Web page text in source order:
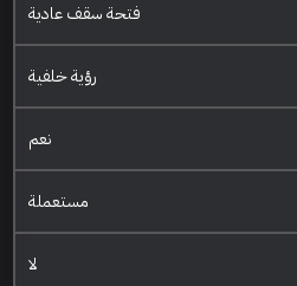
فتحة سقف عادية
رؤية خلفية
نعم
مستعملة
لا